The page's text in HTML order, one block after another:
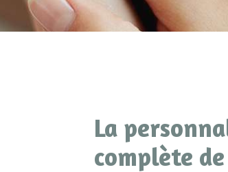
La
complète